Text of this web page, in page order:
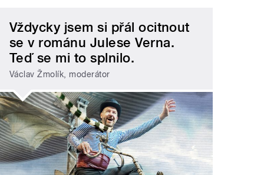
Vždycky jsem si přál ocitnout
se v románu Julese Verna.
Teď se mi to splnilo.
Václav Žmolík, moderátor